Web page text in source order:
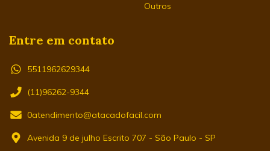
Outros
Entre em contato
5511962629344
(11)96262-9344
0atendimento@atacadofacil.com
Avenida 9 de julho Escrito 707 - São Paulo - SP